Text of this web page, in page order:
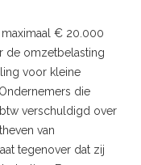
€ 20.000
de omzetbelasting
voor kleine
die
verschuldigd over
van
tegenover dat zij